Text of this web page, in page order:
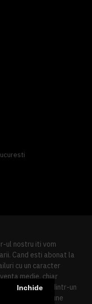
Inchide
ul nostru iti vom
Cand esti abonat la
cu un caracter
medie, chiar
poti urma linkul dintr-un
ai o sectiune